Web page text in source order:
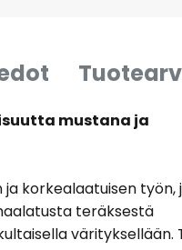
mustana ja
korkealaatuisen työn,
teräksestä
värityksellään.